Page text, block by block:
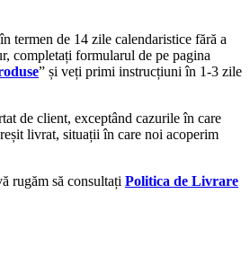
termen de 14 zile calendaristice fără a
completați formularul de pe pagina
” și veți primi instrucțiuni în 1-3 zile
de client, exceptând cazurile în care
livrat, situații în care noi acoperim
rugăm să consultați Politica de Livrare